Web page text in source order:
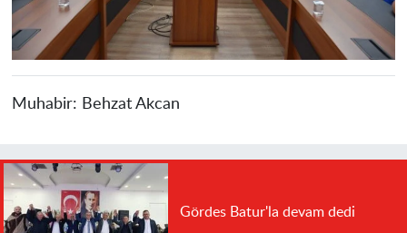
Muhabir: Behzat Akcan
Gördes Batur'la devam dedi